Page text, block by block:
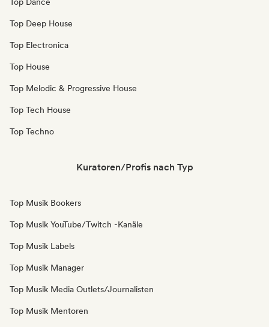
Top Deep House
Top Electronica
Top House
Top Melodic & Progressive House
Top Tech House
Top Techno
Kuratoren/Profis nach Typ
Top Musik Bookers
Top Musik YouTube/Twitch -Kanäle
Top Musik Labels
Top Musik Manager
Top Musik Media Outlets/Journalisten
Top Musik Mentoren